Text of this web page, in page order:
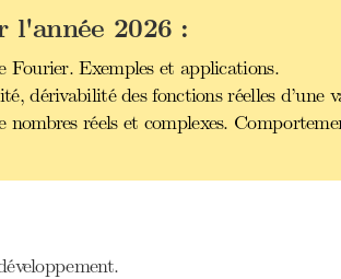
l'année 2026 :
Fourier. Exemples et applications.
dérivabilité des fonctions réelles d’une
nombres réels et complexes.